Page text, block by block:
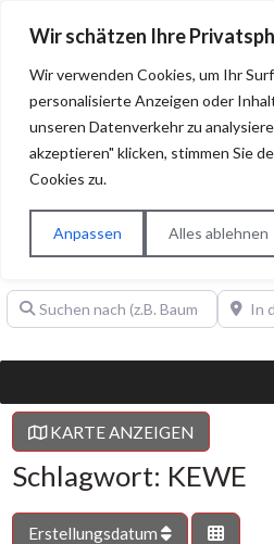
Wir schätzen Ihre
Wir verwenden Cookies, um Ihr
personalisierte Anzeigen oder
unseren Datenverkehr zu
akzeptieren" klicken, stimmen Sie
Cookies zu.
Anpassen Alles ablehnen
BAUHERRENHILFE.org
Sie finden hier nur
PLATIN, GOLD, SILBER,
Qualitätssiegel" ausgezeichnet
Suchen nach (z.B. Baumeister oderIn der
KARTE ANZEIGEN
Schlagwort: KEWE
Erstellungsdatum